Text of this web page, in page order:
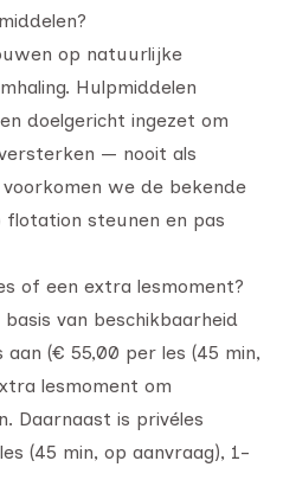
op natuurlijke
Hulpmiddelen
doelgericht ingezet om
— nooit als
we de bekende
steunen en pas
of een extra lesmoment?
van beschikbaarheid
(€ 55,00 per les (45 min,
lesmoment om
Daarnaast is privéles
(45 min, op aanvraag), 1-